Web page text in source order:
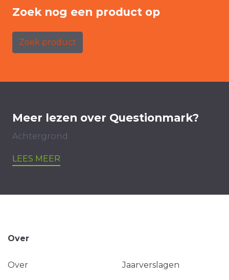
Zoek nog een product op
Zoek product
Meer lezen over Questionmark?
Achtergrond
LEES MEER
Over
Over Jaarverslagen